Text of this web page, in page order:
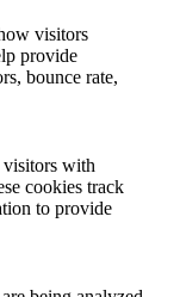
visitors
provide
bounce rate,
visitors with
cookies track
to provide